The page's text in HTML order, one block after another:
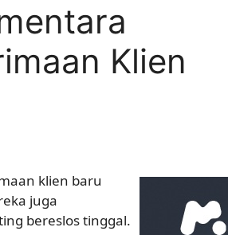
Klien
klien baru
juga
bereslos tinggal.